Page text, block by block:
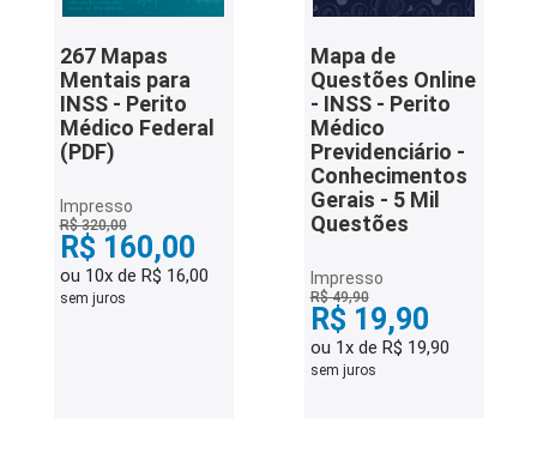
267 Mapas
Mentais para
INSS - Perito
Médico Federal
(PDF)
Impresso
R$ 320,00
R$ 160,00
ou 10x de R$ 16,00
sem juros
Mapa de
Questões Online
- INSS - Perito
Médico
Previdenciário -
Conhecimentos
Gerais - 5 Mil
Questões
Impresso
R$ 49,90
R$ 19,90
ou 1x de R$ 19,90
sem juros